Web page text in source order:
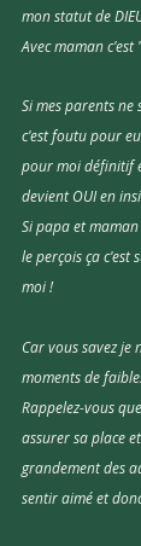
mon statut de
Avec maman
Si mes parents
c'est foutu pour
pour moi définitif
devient OUI en
Si papa et
le perçois ça c'est
moi !
Car vous savez je
moments de
Rappelez-vous
assurer sa place
grandement des
sentir aimé et